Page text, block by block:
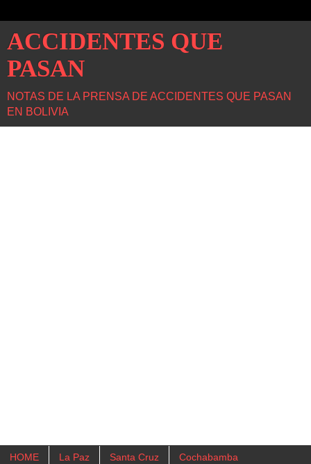
ACCIDENTES QUE
PASAN
NOTAS DE LA PRENSA DE ACCIDENTES QUE PASAN
EN BOLIVIA
HOME La Paz Santa Cruz Cochabamba